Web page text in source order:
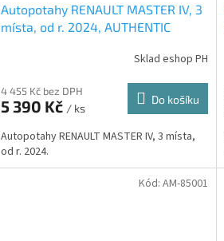
Autopotahy RENAULT MASTER IV, 3
místa, od r. 2024, AUTHENTIC
Sklad eshop PH
4 455 Kč bez DPH
5 390 Kč / ks
Do košíku
Autopotahy RENAULT MASTER IV, 3 místa,
od r. 2024.
Kód: AM-85001